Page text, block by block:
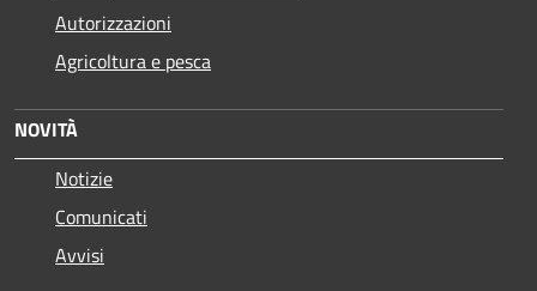
Autorizzazioni
Agricoltura e pesca
NOVITÀ
Notizie
Comunicati
Avvisi